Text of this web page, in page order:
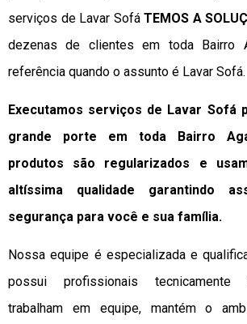
serviços de Lavar Sofá TEMOS A
dezenas de clientes em toda Bairro
referência quando o assunto é Lavar Sofá.
Executamos serviços de Lavar Sofá
grande porte em toda Bairro
produtos são regularizados e
altíssima qualidade garantindo
segurança para você e sua família.
Nossa equipe é especializada e
possui profissionais tecnicamente
trabalham em equipe, mantém o